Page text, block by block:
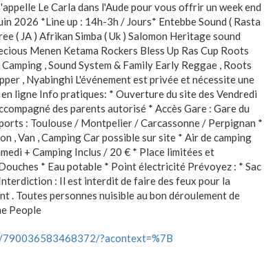
Le Carla dans l'Aude pour vous offrir un week end
2026 *Line up : 14h-3h / Jours* Entebbe Sound ( Rasta
( JA ) Afrikan Simba ( Uk ) Salomon Heritage sound
Menen Ketama Rockers Bless Up Ras Cup Roots
, Sound System & Family Early Reggae , Roots
, Nyabinghi L'événement est privée et nécessite une
ligne Info pratiques: * Ouverture du site des Vendredi
des parents autorisé * Accès Gare : Gare du
: Toulouse / Montpelier / Carcassonne / Perpignan *
, Van , Camping Car possible sur site * Air de camping
+ Camping Inclus / 20 € * Place limitées et
* Eau potable * Point électricité Prévoyez : * Sac
: Il est interdit de faire des feux pour la
. Toutes personnes nuisible au bon déroulement de
People
?acontext=%7B